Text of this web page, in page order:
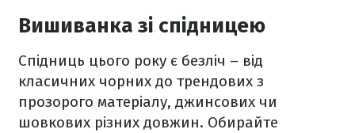
Вишиванка зі спідницею
Спідниць цього року є безліч – від
класичних чорних до трендових з
прозорого матеріалу, джинсових чи
шовкових різних довжин. Обирайте